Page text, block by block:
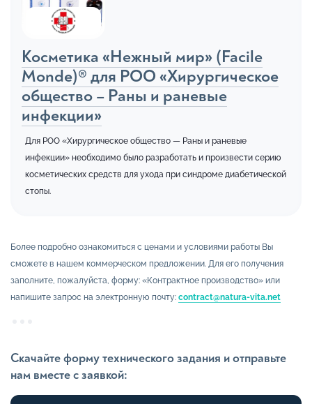
Косметика «Нежный мир» (Facile
Monde)® для РОО «Хирургическое
общество – Раны и раневые
инфекции»
Для РОО «Хирургическое общество — Раны и раневые
инфекции» необходимо было разработать и произвести серию
косметических средств для ухода при синдроме диабетической
стопы.
Более подробно ознакомиться с ценами и условиями работы Вы
сможете в нашем коммерческом предложении. Для его получения
заполните, пожалуйста, форму: «Контрактное производство» или
напишите запрос на электронную почту: contract@natura-vita.net
Скачайте форму технического задания и отправьте
нам вместе с заявкой: